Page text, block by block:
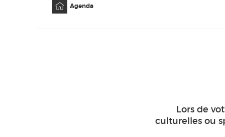
Agenda
Lors de
culturelles ou